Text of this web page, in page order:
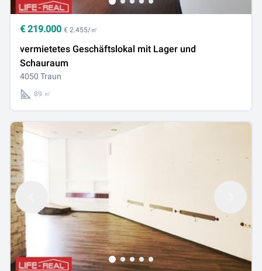
€ 219.000 € 2.455/㎡
vermietetes Geschäftslokal mit Lager und
Schauraum
4050 Traun
89 ㎡